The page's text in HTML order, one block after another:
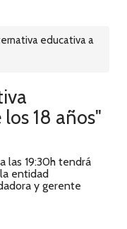
educativa a
18 años"
las 19:30h tendrá
entidad
y gerente